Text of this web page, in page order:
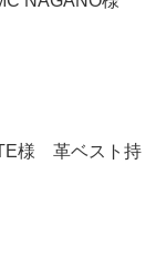
様 革ベスト持